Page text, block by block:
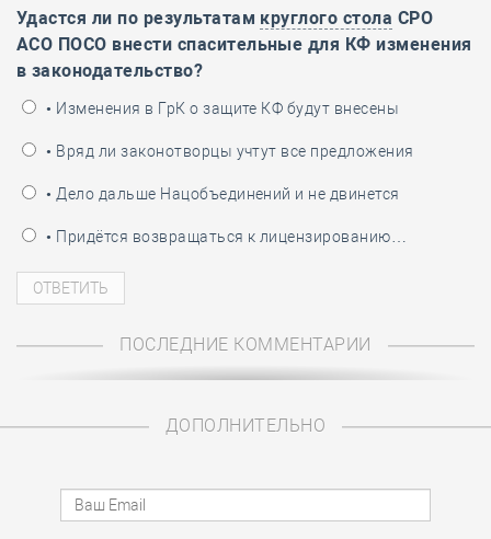
Удастся ли по результатам круглого стола СРО
АСО ПОСО внести спасительные для КФ изменения
в законодательство?
• Изменения в ГрК о защите КФ будут внесены
• Вряд ли законотворцы учтут все предложения
• Дело дальше Нацобъединений и не двинется
• Придётся возвращаться к лицензированию…
ПОСЛЕДНИЕ КОММЕНТАРИИ
ДОПОЛНИТЕЛЬНО